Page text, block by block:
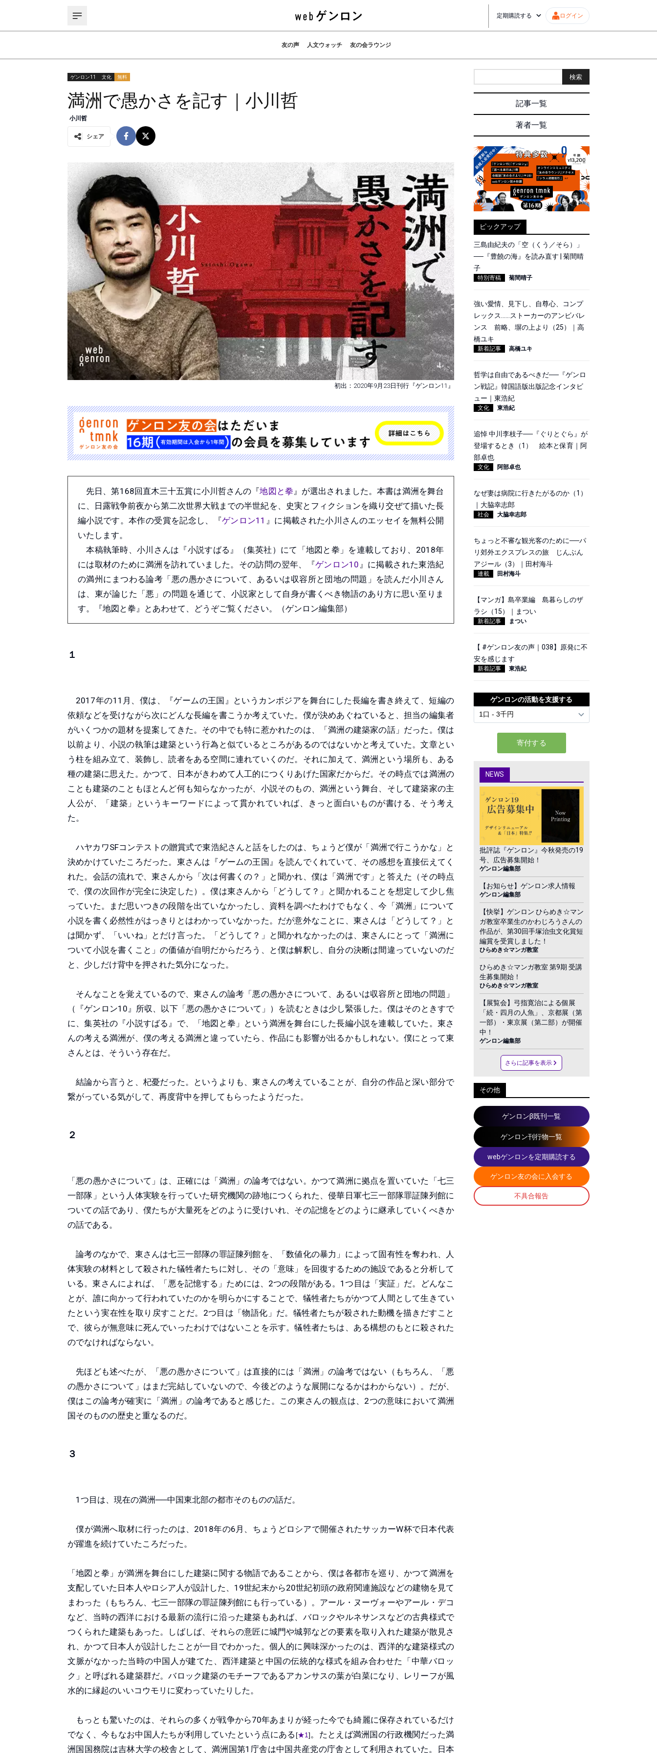
定期購読する ログイン
友の声 人文ウォッチ 友の会ラウンジ
ゲンロン11 文化 無料
満洲で愚かさを記す｜小川哲
小川哲
シェア
初出：2020年9月23日刊行『ゲンロン11』
先日、第168回直木三十五賞に小川哲さんの『地図と拳』が選出されました。本書は満洲を舞台
に、日露戦争前夜から第二次世界大戦までの半世紀を、史実とフィクションを織り交ぜて描いた長
編小説です。本作の受賞を記念し、『ゲンロン11 』に掲載された小川さんのエッセイを無料公開
いたします。
本稿執筆時、小川さんは『小説すばる』（集英社）にて「地図と拳」を連載しており、2018年
には取材のために満洲を訪れていました。その訪問の翌年、『ゲンロン10 』に掲載された東浩紀
の満州にまつわる論考「悪の愚かさについて、あるいは収容所と団地の問題」を読んだ小川さん
は、東が論じた「悪」の問題を通じて、小説家として自身が書くべき物語のあり方に思い至りま
す。『地図と拳』とあわせて、どうぞご覧ください。（ゲンロン編集部）
１
2017年の11月、僕は、『ゲームの王国』というカンボジアを舞台にした長編を書き終えて、短編の
依頼などを受けながら次にどんな長編を書こうか考えていた。僕が決めあぐねていると、担当の編集者
がいくつかの題材を提案してきた。その中でも特に惹かれたのは、「満洲の建築家の話」だった。僕は
以前より、小説の執筆は建築という行為と似ているところがあるのではないかと考えていた。文章とい
う柱を組み立て、装飾し、読者をある空間に連れていくのだ。それに加えて、満洲という場所も、ある
種の建築に思えた。かつて、日本がきわめて人工的につくりあげた国家だからだ。その時点では満洲の
ことも建築のこともほとんど何も知らなかったが、小説そのもの、満洲という舞台、そして建築家の主
人公が、「建築」というキーワードによって貫かれていれば、きっと面白いものが書ける、そう考え
た。
ハヤカワSFコンテストの贈賞式で東浩紀さんと話をしたのは、ちょうど僕が「満洲で行こうかな」と
決めかけていたころだった。東さんは『ゲームの王国』を読んでくれていて、その感想を直接伝えてく
れた。会話の流れで、東さんから「次は何書くの？」と聞かれ、僕は「満洲です」と答えた（その時点
で、僕の次回作が完全に決定した）。僕は東さんから「どうして？」と聞かれることを想定して少し焦
っていた。まだ思いつきの段階を出ていなかったし、資料を調べたわけでもなく、今「満洲」について
小説を書く必然性がはっきりとはわかっていなかった。だが意外なことに、東さんは「どうして？」と
は聞かず、「いいね」とだけ言った。「どうして？」と聞かれなかったのは、東さんにとって「満洲に
ついて小説を書くこと」の価値が自明だからだろう、と僕は解釈し、自分の決断は間違っていないのだ
と、少しだけ背中を押された気分になった。
そんなことを覚えているので、東さんの論考「悪の愚かさについて、あるいは収容所と団地の問題」
（『ゲンロン10』所収、以下「悪の愚かさについて」）を読むときは少し緊張した。僕はそのときすで
に、集英社の『小説すばる』で、「地図と拳」という満洲を舞台にした長編小説を連載していた。東さ
んの考える満洲が、僕の考える満洲と違っていたら、作品にも影響が出るかもしれない。僕にとって東
さんとは、そういう存在だ。
結論から言うと、杞憂だった。というよりも、東さんの考えていることが、自分の作品と深い部分で
繋がっている気がして、再度背中を押してもらったようだった。
２
「悪の愚かさについて」は、正確には「満洲」の論考ではない。かつて満洲に拠点を置いていた「七三
一部隊」という人体実験を行っていた研究機関の跡地につくられた、侵華日軍七三一部隊罪証陳列館に
ついての話であり、僕たちが大量死をどのように受けいれ、その記憶をどのように継承していくべきか
の話である。
論考のなかで、東さんは七三一部隊の罪証陳列館を、「数値化の暴力」によって固有性を奪われ、人
体実験の材料として殺された犠牲者たちに対し、その「意味」を回復するための施設であると分析して
いる。東さんによれば、「悪を記憶する」ためには、2つの段階がある。1つ目は「実証」だ。どんなこ
とが、誰に向かって行われていたのかを明らかにすることで、犠牲者たちがかつて人間として生きてい
たという実在性を取り戻すことだ。2つ目は「物語化」だ。犠牲者たちが殺された動機を描きだすこと
で、彼らが無意味に死んでいったわけではないことを示す。犠牲者たちは、ある構想のもとに殺された
のでなければならない。
先ほども述べたが、「悪の愚かさについて」は直接的には「満洲」の論考ではない（もちろん、「悪
の愚かさについて」はまだ完結していないので、今後どのような展開になるかはわからない）。だが、
僕はこの論考が確実に「満洲」の論考であると感じた。この東さんの観点は、2つの意味において満洲
国そのものの歴史と重なるのだ。
３
1つ目は、現在の満洲──中国東北部の都市そのものの話だ。
僕が満洲へ取材に行ったのは、2018年の6月、ちょうどロシアで開催されたサッカーW杯で日本代表
が躍進を続けていたころだった。
「地図と拳」が満洲を舞台にした建築に関する物語であることから、僕は各都市を巡り、かつて満洲を
支配していた日本人やロシア人が設計した、19世紀末から20世紀初頭の政府関連施設などの建物を見て
まわった（もちろん、七三一部隊の罪証陳列館にも行っている）。アール・ヌーヴォーやアール・デコ
など、当時の西洋における最新の流行に沿った建築もあれば、バロックやルネサンスなどの古典様式で
つくられた建築もあった。しばしば、それらの意匠に城門や城郭などの要素を取り入れた建築が散見さ
れ、かつて日本人が設計したことが一目でわかった。個人的に興味深かったのは、西洋的な建築様式の
文脈がなかった当時の中国人が建てた、西洋建築と中国の伝統的な様式を組み合わせた「中華バロッ
ク」と呼ばれる建築群だ。バロック建築のモチーフであるアカンサスの葉が白菜になり、レリーフが風
水的に縁起のいいコウモリに変わっていたりした。
もっとも驚いたのは、それらの多くが戦争から70年あまりが経った今でも綺麗に保存されているだけ
でなく、今もなお中国人たちが利用していたという点にある [★1] 。たとえば満洲国の行政機関だった満
洲国国務院は吉林大学の校舎として、満洲国第1庁舎は中国共産党の庁舎として利用されていた。日本
検索
記事一覧
著者一覧
ピックアップ
三島由紀夫の「空（くう／そら）」
──『豊饒の海』を読み直す | 菊間晴
子
特別寄稿 菊間晴子
強い愛情、見下し、自尊心、コンプ
レックス……ストーカーのアンビバレ
ンス 前略、塀の上より（25）｜高
橋ユキ
新着記事 高橋ユキ
哲学は自由であるべきだ──『ゲンロ
ン戦記』韓国語版出版記念インタビ
ュー｜東浩紀
文化 東浩紀
追悼 中川李枝子──『ぐりとぐら』が
登場するとき（1） 絵本と保育｜阿
部卓也
文化 阿部卓也
なぜ妻は病院に行きたがるのか（1）
｜大脇幸志郎
社会 大脇幸志郎
ちょっと不審な観光客のために──パ
リ郊外エクスプレスの旅 じんぶん
アジール（3）｜田村海斗
連載 田村海斗
【マンガ】島卒業編 島暮らしのザ
ラシ（15）｜まつい
新着記事 まつい
【 #ゲンロン友の声｜038】原発に不
安を感じます
新着記事 東浩紀
ゲンロンの活動を支援する
NEWS
批評誌『ゲンロン』今秋発売の19
号、広告募集開始！
ゲンロン編集部
【お知らせ】ゲンロン求人情報
ゲンロン編集部
【快挙】ゲンロン ひらめき☆マン
ガ教室卒業生のかわじろうさんの
作品が、第30回手塚治虫文化賞短
編賞を受賞しました！
ひらめき☆マンガ教室
ひらめき☆マンガ教室 第9期 受講
生募集開始！
ひらめき☆マンガ教室
【展覧会】弓指寛治による個展
「続・四月の人魚」、京都展（第
一部）・東京展（第二部）が開催
中！
ゲンロン編集部
さらに記事を表示
その他
ゲンロンβ既刊一覧
ゲンロン刊行物一覧
webゲンロンを定期購読する
ゲンロン友の会に入会する
不具合報告